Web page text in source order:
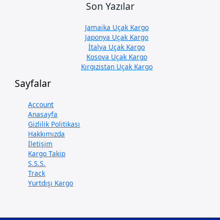
Son Yazılar
Jamaika Uçak Kargo
Japonya Uçak Kargo
İtalya Uçak Kargo
Kosova Uçak Kargo
Kırgızistan Uçak Kargo
Sayfalar
Account
Anasayfa
Gizlilik Politikası
Hakkımızda
İletişim
Kargo Takip
S.S.S.
Track
Yurtdışı Kargo